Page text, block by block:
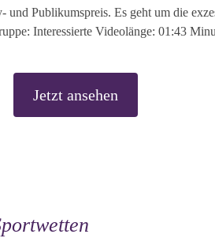
Publikumspreis. Es geht um die
Interessierte Videolänge: 01:43
Jetzt ansehen